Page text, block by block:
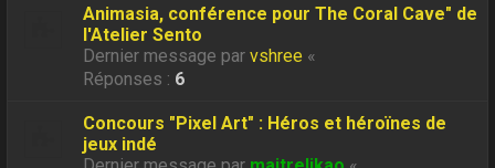
Animasia, conférence pour The Coral Cave" de
l'Atelier Sento
Dernier message parvshree «
Réponses : 6
Concours "Pixel Art" : Héros et héroïnes de
jeux indé